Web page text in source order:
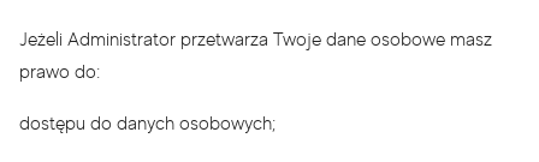
Jeżeli Administrator przetwarza Twoje dane osobowe masz
prawo do:
dostępu do danych osobowych;